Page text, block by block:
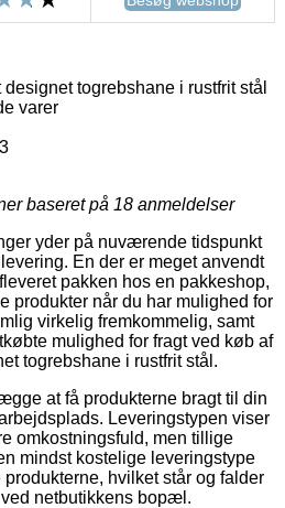
togrebshane i rustfrit stål
varer
baseret på 18 anmeldelser
yder på nuværende tidspunkt
En der er meget anvendt
pakken hos en pakkeshop,
produkter når du har mulighed for
virkelig fremkommelig, samt
mulighed for fragt ved køb af
togrebshane i rustfrit stål.
at få produkterne bragt til din
Leveringstypen viser
omkostningsfuld, men tillige
mindst kostelige leveringstype
hvilket står og falder
netbutikkens bopæl.